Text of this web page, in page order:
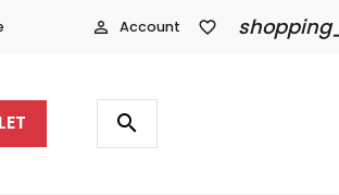
person_outline Account favorite_border
Producten
zoeken
search